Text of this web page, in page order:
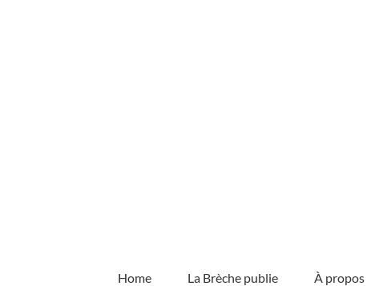
Home La Brèche publie À propos